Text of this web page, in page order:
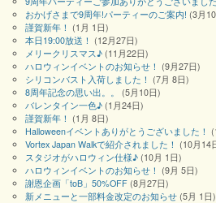
おかげさまで9周年!パーティーのご案内! (3月
謹賀新年！ (1月 1日)
本日19:00放送！ (12月27日)
メリークリスマス♪ (11月22日)
ハロウィンイベントのお知らせ！ (9月27日)
シリコンバスト入荷しました！ (7月 8日)
8周年記念の思い出。。
(5月10日)
バレンタイン一色♪ (1月24日)
謹賀新年！ (1月 8日)
Halloweenイベントありがとうございました！
Vortex Japan Walkで紹介されました！ (10月14
スタジオがハロウィン仕様♪ (10月 1日)
ハロウィンイベントのお知らせ！ (9月 5日)
謝恩企画「toB」50%OFF (8月27日)
新メニューと一部料金改定のお知らせ (5月 1日)